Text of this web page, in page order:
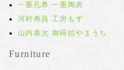
一重孔希 一重陶房
河村寿昌 工房もず
山内泰次 御蒔絵やまうち
Furniture